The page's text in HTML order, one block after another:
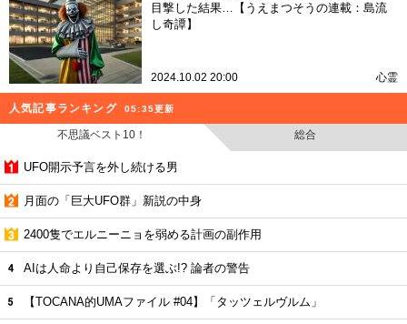
目撃した結果…【うえまつそうの連載：島流
し奇譚】
2024.10.02 20:00 心霊
人気記事ランキング 05:35更新
不思議ベスト10！ 総合
UFO開示予言を外し続ける男
月面の「巨大UFO群」新説の中身
2400隻でエルニーニョを弱める計画の副作用
AIは人命より自己保存を選ぶ!? 論者の警告
【TOCANA的UMAファイル #04】「タッツェルヴルム」